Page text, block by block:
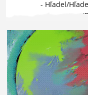
BLOGY
ĽUDIA
MÔJ PROFIL
NASTAVENIA
- Hľadel/